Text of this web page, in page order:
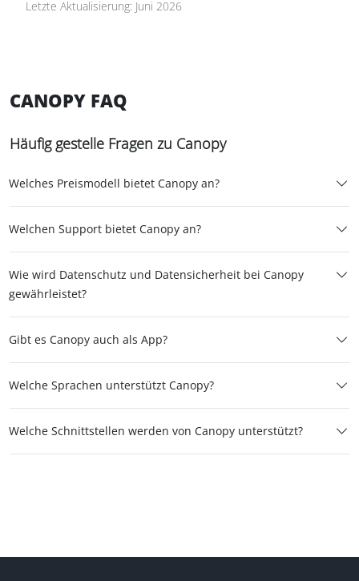
Letzte Aktualisierung: Juni 2026
CANOPY FAQ
Häufig gestelle Fragen zu Canopy
Welches Preismodell bietet Canopy an?
Welchen Support bietet Canopy an?
Wie wird Datenschutz und Datensicherheit bei Canopy
gewährleistet?
Gibt es Canopy auch als App?
Welche Sprachen unterstützt Canopy?
Welche Schnittstellen werden von Canopy unterstützt?